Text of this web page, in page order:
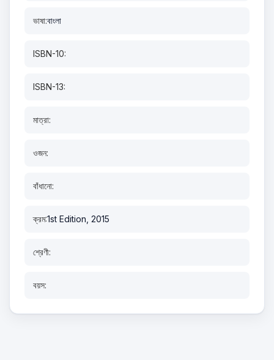
ভাষা:বাংলা
ISBN-10:
ISBN-13:
মাত্রা:
ওজন:
বাঁধানো:
ক্রম:1st Edition, 2015
শ্রেণী:
বয়স: